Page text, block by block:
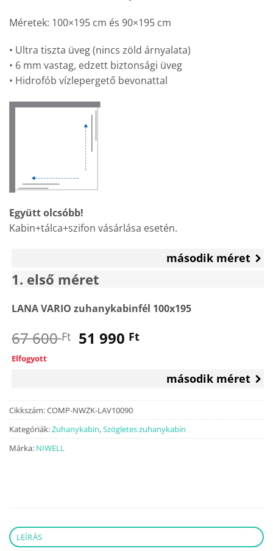
Méretek: 100×195 cm és 90×195 cm
• Ultra tiszta üveg (nincs zöld árnyalata)
• 6 mm vastag, edzett biztonsági üveg
• Hidrofób vízlepergető bevonattal
Együtt olcsóbb!
Kabin+tálca+szifon vásárlása esetén.
második méret
1 első méret
LANA VARIO zuhanykabinfél 100x195
67 600Ft Original
600 Ft.
51 990 FtCurrent
990 Ft.
Elfogyott
második méret
Cikkszám:COMP-NWZK-LAV10090
Kategóriák:Zuhanykabin,Szögletes zuhanykabin
Márka: NIWELL
LEÍRÁS